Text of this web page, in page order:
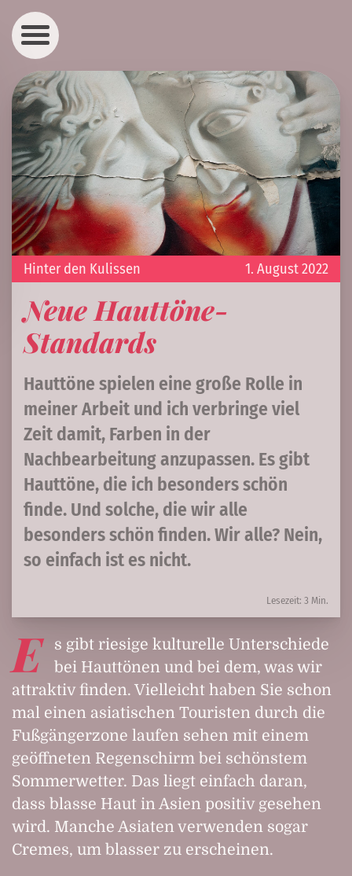
1. August 2022
Hinter den Kulissen
Neue Hauttöne-
Standards
Hauttöne spielen eine große Rolle in
meiner Arbeit und ich verbringe viel
Zeit damit, Farben in der
Nachbearbeitung anzupassen. Es gibt
Hauttöne, die ich besonders schön
finde. Und solche, die wir alle
besonders schön finden. Wir alle? Nein,
so einfach ist es nicht.
Lesezeit: 3 Min.
E
s gibt riesige kulturelle Unterschiede
bei Hauttönen und bei dem, was wir
attraktiv finden. Vielleicht haben Sie schon
mal einen asiatischen Touristen durch die
Fußgängerzone laufen sehen mit einem
geöffneten Regenschirm bei schönstem
Sommerwetter. Das liegt einfach daran,
dass blasse Haut in Asien positiv gesehen
wird. Manche Asiaten verwenden sogar
Cremes, um blasser zu erscheinen.